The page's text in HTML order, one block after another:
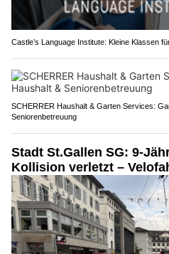
Castle’s Language Institute: Kleine Klassen
SCHERRER Haushalt & Garten Services:
Seniorenbetreuung
Stadt St.Gallen SG: 9-
Kollision verletzt –